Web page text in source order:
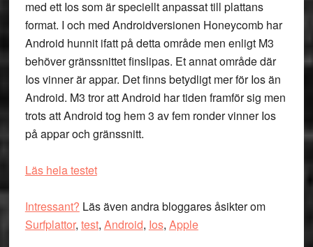
med ett Ios som är speciellt anpassat till plattans
format. I och med Androidversionen Honeycomb har
Android hunnit ifatt på detta område men enligt M3
behöver gränssnittet finslipas. Et annat område där
Ios vinner är appar. Det finns betydligt mer för Ios än
Android. M3 tror att Android har tiden framför sig men
trots att Android tog hem 3 av fem ronder vinner Ios
på appar och gränssnitt.
Läs hela testet
Intressant? Läs även andra bloggares åsikter om
Surfplattor, test, Android, Ios, Apple